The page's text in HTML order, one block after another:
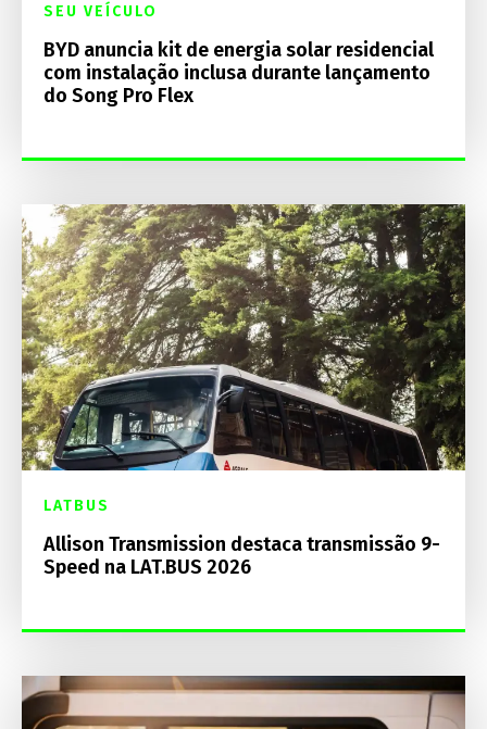
SEU VEÍCULO
BYD anuncia kit de energia solar residencial
com instalação inclusa durante lançamento
do Song Pro Flex
LATBUS
Allison Transmission destaca transmissão 9-
Speed na LAT.BUS 2026